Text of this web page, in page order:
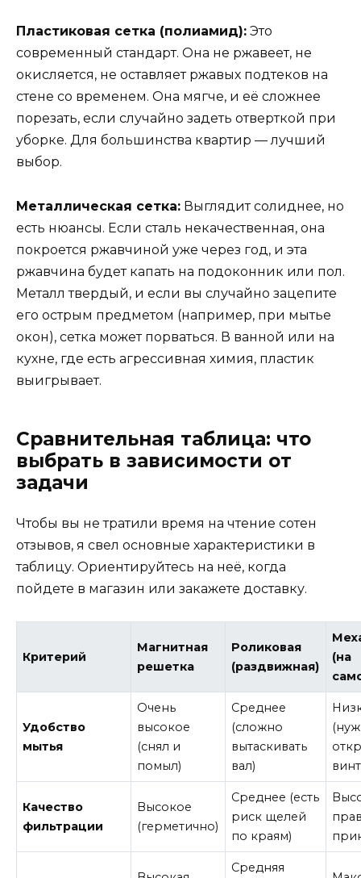
Пластиковая сетка (полиамид): Это
современный стандарт. Она не ржавеет, не
окисляется, не оставляет ржавых подтеков на
стене со временем. Она мягче, и её сложнее
порезать, если случайно задеть отверткой при
уборке. Для большинства квартир — лучший
выбор.
Металлическая сетка: Выглядит солиднее, но
есть нюансы. Если сталь некачественная, она
покроется ржавчиной уже через год, и эта
ржавчина будет капать на подоконник или пол.
Металл твердый, и если вы случайно зацепите
его острым предметом (например, при мытье
окон), сетка может порваться. В ванной или на
кухне, где есть агрессивная химия, пластик
выигрывает.
Сравнительная таблица: что
выбрать в зависимости от
задачи
Чтобы вы не тратили время на чтение сотен
отзывов, я свел основные характеристики в
таблицу. Ориентируйтесь на неё, когда
пойдете в магазин или закажете доставку.
Критерий
Магнитная
решетка
Роликовая
(раздвижная)
(на
Удобство
мытья
Очень
высокое
(снял и
помыл)
Среднее
(сложно
вытаскивать
вал)
Качество
фильтрации
Высокое
(герметично)
Среднее (есть
риск щелей
по краям)
Средняя